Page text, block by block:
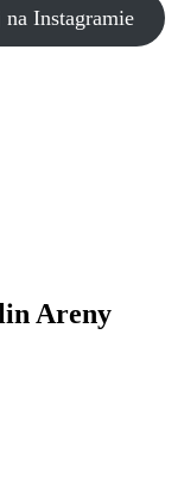
Instagramie
Areny